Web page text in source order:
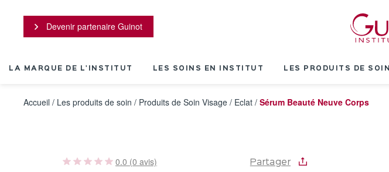
Devenir partenaire Guinot
LA MARQUE DE L'INSTITUT LES SOINS EN INSTITUT LES PRODUITS DE SOIN
Accueil / Les produits de soin / Produits de Soin Visage / Eclat / Sérum Beauté Neuve Corps
0.0 (0 avis) Partager